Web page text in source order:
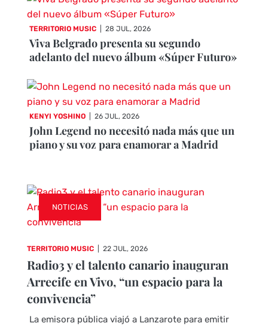
TERRITORIO MUSIC 28 JUL, 2026
Viva Belgrado presenta su segundo
adelanto del nuevo álbum «Súper Futuro»
KENYI YOSHINO 26 JUL, 2026
John Legend no necesitó nada más que un
piano y su voz para enamorar a Madrid
NOTICIAS
TERRITORIO MUSIC 22 JUL, 2026
Radio3 y el talento canario inauguran
Arrecife en Vivo, “un espacio para la
convivencia”
La emisora pública viajó a Lanzarote para emitir